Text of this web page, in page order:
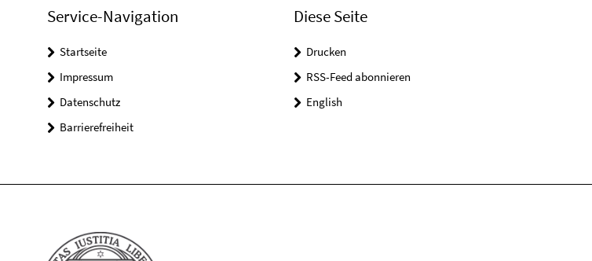
Service-Navigation
Startseite
Impressum
Datenschutz
Barrierefreiheit
Diese Seite
Drucken
RSS-Feed abonnieren
English